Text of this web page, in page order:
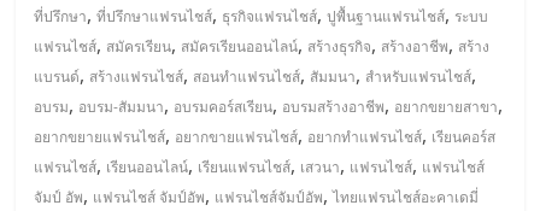
ที่ปรึกษา,ที่ปรึกษาแฟรนไชส์, ธุรกิจแฟรนไชส์,ปูพื้นฐานแฟรนไชส์, ระบบ
แฟรนไชส์, สมัครเรียน, สมัครเรียนออนไลน์, สร้างธุรกิจ, สร้างอาชีพ, สร้าง
แบรนด์, สร้างแฟรนไชส์, สอนทำแฟรนไชส์, สัมมนา, สำหรับแฟรนไชส์,
อบรม, อบรม-สัมมนา, อบรมคอร์สเรียน, อบรมสร้างอาชีพ, อยากขยายสาขา,
อยากขยายแฟรนไชส์, อยากขายแฟรนไชส์, อยากทำแฟรนไชส์, เรียนคอร์ส
แฟรนไชส์, เรียนออนไลน์, เรียนแฟรนไชส์, เสวนา, แฟรนไชส์, แฟรนไชส์
จัมป์ อัพ, แฟรนไชส์ จัมป์อัพ, แฟรนไชส์จัมป์อัพ,ไทยแฟรนไชส์อะคาเดมี่